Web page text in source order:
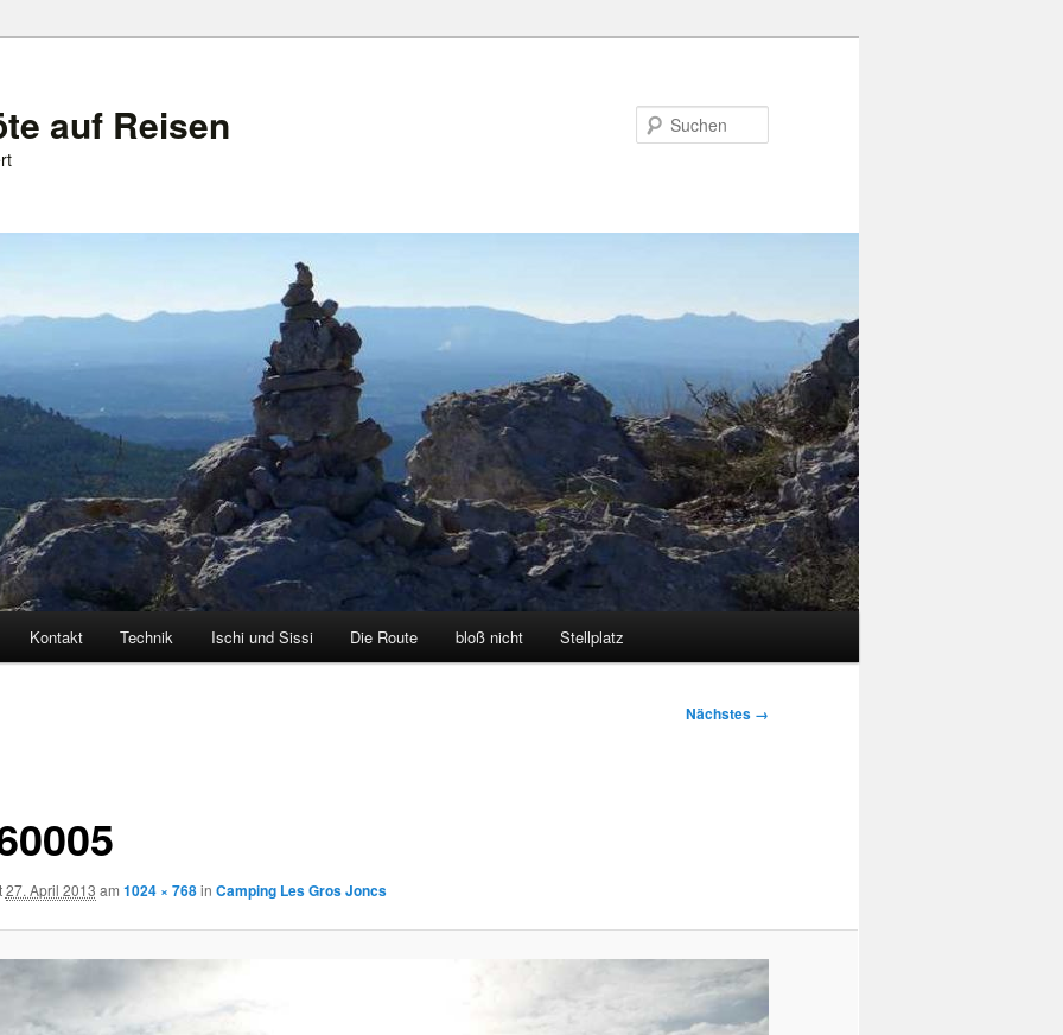
auf Reisen
Kontakt Technik Ischi und Sissi Die Route bloß nicht Stellplatz
Nächstes →
27. April 2013 am 1024 × 768in Camping Les Gros Joncs